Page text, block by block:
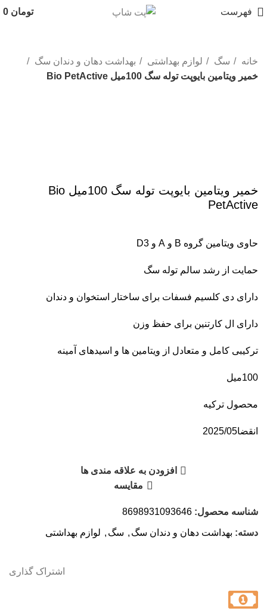
فهرست تومان
خانه سگ لوازم بهداشتی
بهداشت دهان و دندان سگ
خمير ويتامين بايوپت توله سگ 100میل Bio PetActive
خمير ويتامين بايوپت توله سگ 100میل Bio
PetActive
حاوی ویتامین گروه B و A و D3
حمایت از رشد سالم توله سگ
دارای دی کلسیم فسفات برای ساختار استخوان و دندان
دارای ال کارتنین برای حفظ وزن
ترکیبی کامل و متعادل از ویتامین ها و اسیدهای آمینه
100میل
محصول ترکیه
انقضا2025/05
افزودن به علاقه مندی ها
مقایسه
شناسه محصول: 8698931093646
دسته: بهداشت دهان و دندان سگ , سگ , لوازم بهداشتی
اشتراک گذاری